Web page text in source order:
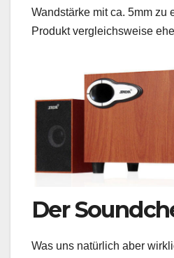
Wandstärke mit ca. 5mm zu
Produkt vergleichsweise
Der
Was uns natürlich aber